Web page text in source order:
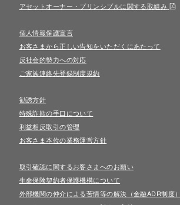
アセットオーナー・プリンシプルに関する取組み
個人情報保護宣言
お客さまから正しい告知をいただくにあたって
反社会的勢力への対応
ご家族連絡先登録制度規約
勧誘方針
特殊詐欺の手口について
利益相反取引の管理
お客さま本位の業務運営方針
取引確認に関するお客さまへのお願い
生命保険契約者保護機構について
外部機関の仲介による苦情等の解決（金融ADR制度）